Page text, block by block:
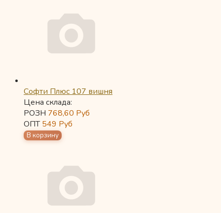
Софти Плюс 107 вишня
Цена склада:
РОЗН 768,60 Руб
ОПТ549 Руб